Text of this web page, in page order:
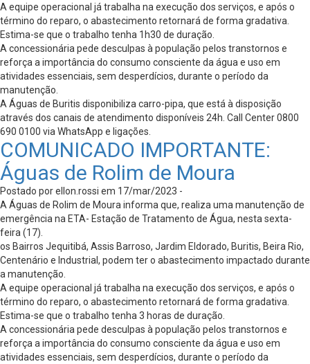
A equipe operacional já trabalha na execução dos serviços, e após o
término do reparo, o abastecimento retornará de forma gradativa.
Estima-se que o trabalho tenha 1h30 de duração.
A concessionária pede desculpas à população pelos transtornos e
reforça a importância do consumo consciente da água e uso em
atividades essenciais, sem desperdícios, durante o período da
manutenção.
A Águas de Buritis disponibiliza carro-pipa, que está à disposição
através dos canais de atendimento disponíveis 24h. Call Center 0800
690 0100 via WhatsApp e ligações.
COMUNICADO IMPORTANTE:
Águas de Rolim de Moura
Postado por ellon.rossi em 17/mar/2023 -
A Águas de Rolim de Moura informa que, realiza uma manutenção de
emergência na ETA- Estação de Tratamento de Água, nesta sexta-
feira (17).
os Bairros Jequitibá, Assis Barroso, Jardim Eldorado, Buritis, Beira Rio,
Centenário e Industrial, podem ter o abastecimento impactado durante
a manutenção.
A equipe operacional já trabalha na execução dos serviços, e após o
término do reparo, o abastecimento retornará de forma gradativa.
Estima-se que o trabalho tenha 3 horas de duração.
A concessionária pede desculpas à população pelos transtornos e
reforça a importância do consumo consciente da água e uso em
atividades essenciais, sem desperdícios, durante o período da